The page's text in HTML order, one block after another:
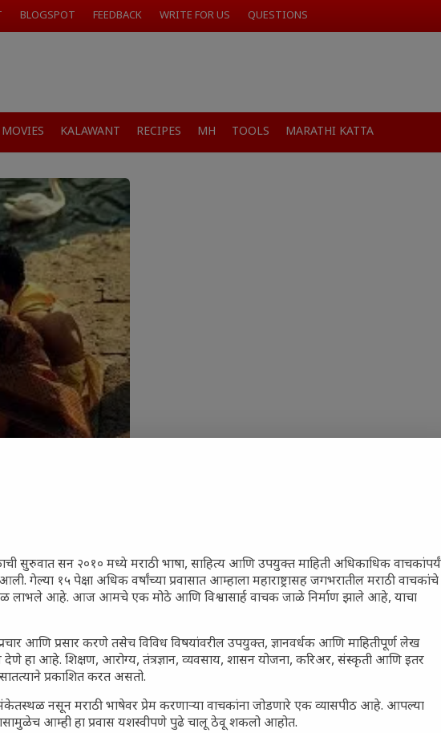
BLOGSPOT FEEDBACK WRITE FOR US QUESTIONS
MOVIES KALAWANT RECIPES MH TOOLS MARATHI KATTA
गावठी उपाय – घरच्या
पिढी कुठे हरवली?
महत्त्व : स्वराज्याच्या
साक्षीदार
आणि हरवत चाललेली
email.
सुरुवात सन २०१० मध्ये मराठी भाषा, साहित्य आणि उपयुक्त माहिती अधिकाधिक
गेल्या १५ पेक्षा अधिक वर्षांच्या प्रवासात आम्हाला महाराष्ट्रासह जगभरातील मराठी वाचकांचे
लाभले आहे. आज आमचे एक मोठे आणि विश्वासार्ह वाचक जाळे निर्माण झाले आहे, याचा
आणि प्रसार करणे तसेच विविध विषयांवरील उपयुक्त, ज्ञानवर्धक आणि माहितीपूर्ण लेख
हा आहे. शिक्षण, आरोग्य, तंत्रज्ञान, व्यवसाय, शासन योजना, करिअर, संस्कृती आणि इतर
प्रकाशित करत असतो.
नसून मराठी भाषेवर प्रेम करणाऱ्या वाचकांना जोडणारे एक व्यासपीठ आहे. आपल्या
आम्ही हा प्रवास यशस्वीपणे पुढे चालू ठेवू शकलो आहोत.